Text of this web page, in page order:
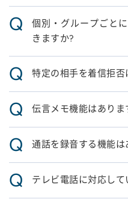
Q
個別・グループごと
きますか?
Q 特定の相手を着信拒
Q 伝言メモ機能はありま
Q 通話を録音する機能は
Q テレビ電話に対応して